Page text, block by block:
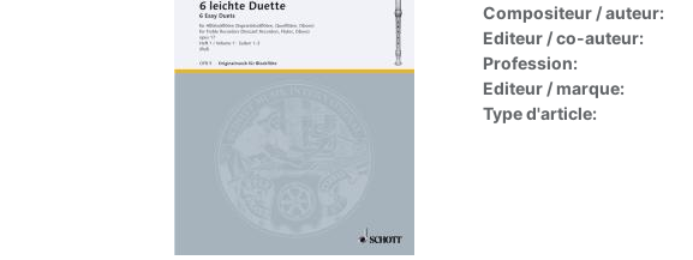
Compositeur / auteur:
Editeur / co-auteur:
Profession:
Editeur / marque:
Type d'article: